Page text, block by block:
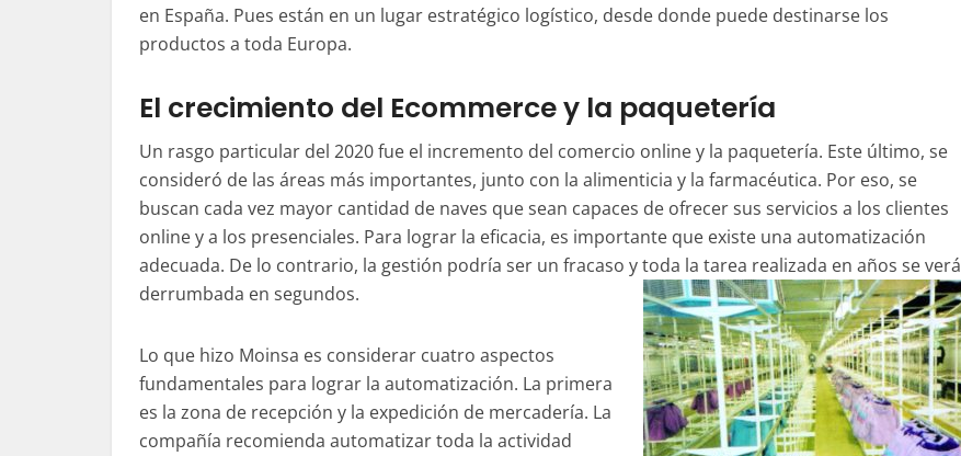
en España. Pues están en un lugar estratégico logístico, desde donde puede destinarse los
productos a toda Europa.
El crecimiento del Ecommerce y la paquetería
Un rasgo particular del 2020 fue el incremento del comercio online y la paquetería. Este último, se
consideró de las áreas más importantes, junto con la alimenticia y la farmacéutica. Por eso, se
buscan cada vez mayor cantidad de naves que sean capaces de ofrecer sus servicios a los clientes
online y a los presenciales. Para lograr la eficacia, es importante que existe una automatización
adecuada. De lo contrario, la gestión podría ser un fracaso y toda la tarea realizada en años se verá
derrumbada en segundos.
Lo que hizo Moinsa es considerar cuatro aspectos
fundamentales para lograr la automatización. La primera
es la zona de recepción y la expedición de mercadería. La
compañía recomienda automatizar toda la actividad